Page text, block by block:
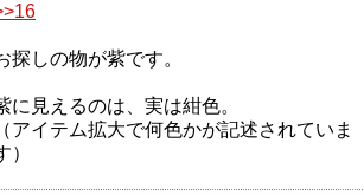
探しの物が紫です。
に見えるのは、実は紺色。
（アイテム拡大で何色かが記述されていま
）